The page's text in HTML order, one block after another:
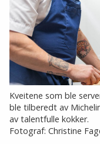
Kveitene som ble
ble tilberedt av
av talentfulle kokker.
Fotograf: Christine